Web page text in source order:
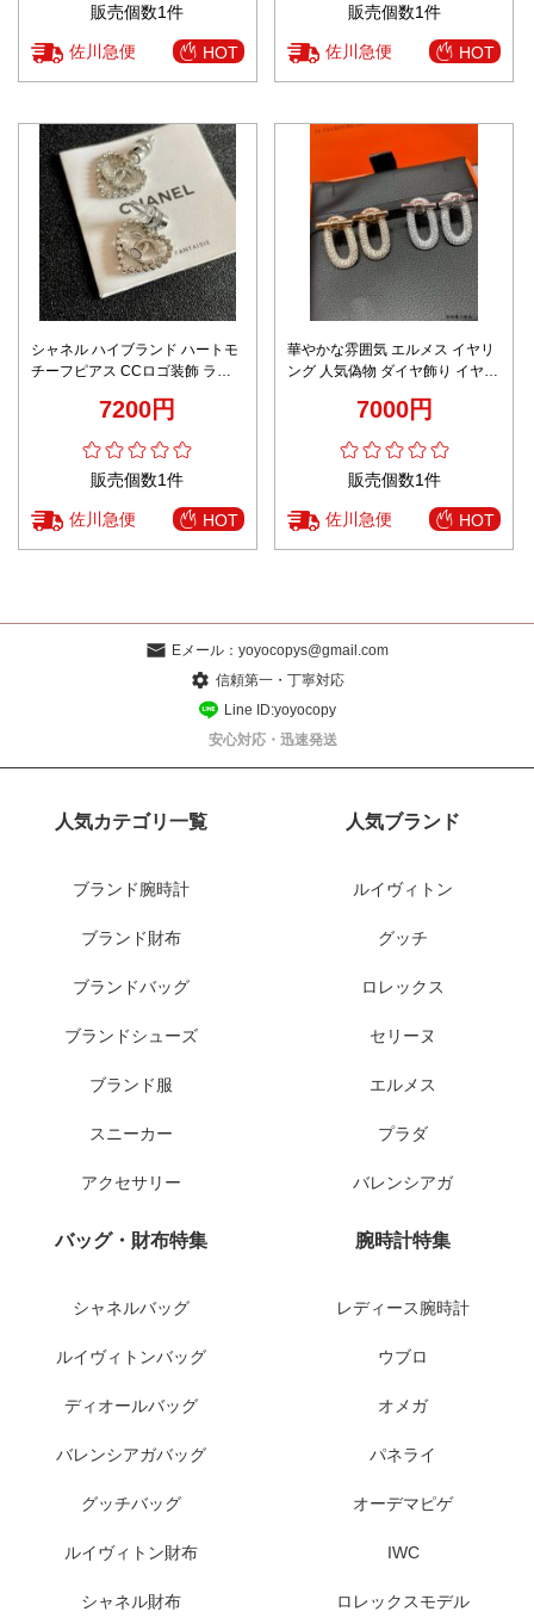
販売個数1件
佐川急便 HOT
販売個数1件
佐川急便 HOT
シャネル ハイブランド ハートモ
チーフピアス CCロゴ装飾 ライ
7200円
販売個数1件
佐川急便 HOT
華やかな雰囲気 エルメス イヤリ
ング 人気偽物 ダイヤ飾り イヤリ
7000円
販売個数1件
佐川急便 HOT
Eメール： yoyocopys@gmail.com
信頼第一・丁寧対応
Line ID:yoyocopy
安心対応・迅速発送
人気カテゴリ一覧
ブランド腕時計
ブランド財布
ブランドバッグ
ブランドシューズ
ブランド服
スニーカー
アクセサリー
人気ブランド
ルイヴィトン
グッチ
ロレックス
セリーヌ
エルメス
プラダ
バレンシアガ
バッグ・財布特集
シャネルバッグ
ルイヴィトンバッグ
ディオールバッグ
バレンシアガバッグ
グッチバッグ
ルイヴィトン財布
シャネル財布
腕時計特集
レディース腕時計
ウブロ
オメガ
パネライ
オーデマピゲ
IWC
ロレックスモデル